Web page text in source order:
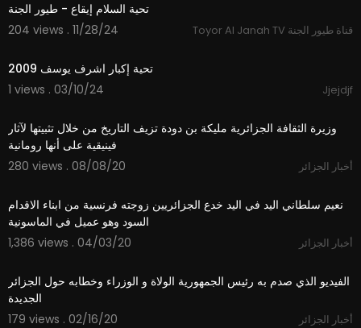
تحية السلام إيقاع - طيور الجنة
204 views . 11/28/24
Toyor Al Janah TV قناة طيور الجنة
⁣تحية إكبار اشرف يوسف 2009
1 views . 03/10/24
Jjejdjf
وزيرة الثقافة الجزائرية مليكة بن دودة تزيف التاريخ من خلال تثبيتها لآثار
فينيقية على أنها رومانية
280 views . 08/08/20
أخبار الجزائر
نعيم سلطاني اليد في اليد خدع الجزائريين زوجته فرنسية من ابناء الاقدام
السود وهو عميل في الماسونية
1,386 views . 04/03/20
أخبار الجزائر
الفيديو الذي صدم به رئيس الجمهورية الولاة و الوزراء وخطابه حول الجزائر
الجديدة
179 views . 02/16/20
أخبار الجزائر